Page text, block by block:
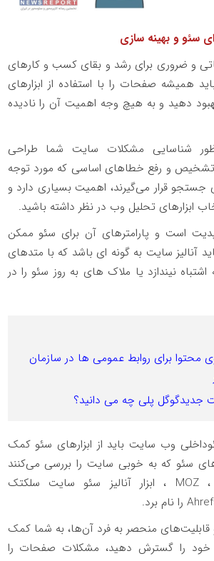
سئو و بهینه سازی
و ضروری برای رشد و بقای کسب و کارهای
همیشه صفحات را با استفاده از ابزارهای
دهید و به هیچ وجه اهمیت آن را نادیده
شناسایی مشکلات سایت شما طراحی
تشخیص و رفع خطاهای اساسی که مورد توجه
جستجو قرار می‌گیرند، اهمیت بسیاری دارد و
ابزارهای تحلیل وب در نظر داشته باشید.
است و پارامترهای آن برای سئو ممکن
آنالیز سایت به گونه ای باشد که با متدهای
نیندازد یا ملاک های به روز سئو را در
محتوا برای روابط عمومی ها در سازمان
پلی چه می دانید؟
وب سایت باید از ابزارهای سئو کمک
سئو که به خوبی سایت را بررسی می‌کنند
می توان MOZ ، woorank ، ابزار آنالیز سئو سایت سلکتک
و قابلیت‌های منحصر به فرد آن‌ها، به شما کمک
خود را گسترش دهید، مشکلات صفحات را